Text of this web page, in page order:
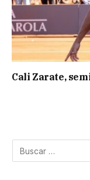
Cali Zarate,